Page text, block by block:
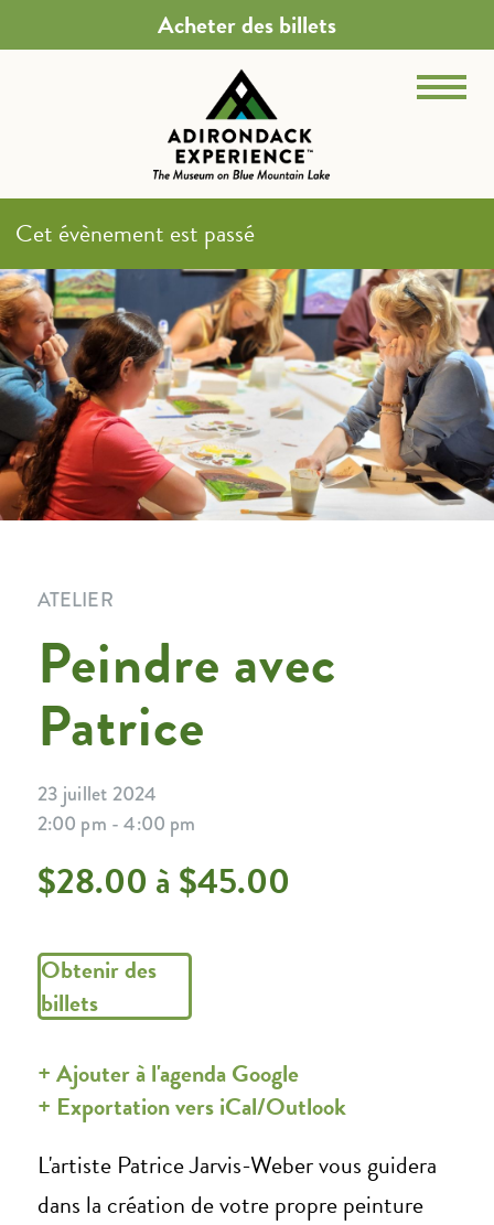
Acheter des billets
Cet évènement est passé
ATELIER
Peindre avec
Patrice
23 juillet 2024
2:00 pm - 4:00 pm
$28.00 à $45.00
Obtenir des
billets
+ Ajouter à l'agenda Google
+ Exportation vers iCal/Outlook
L'artiste Patrice Jarvis-Weber vous guidera
dans la création de votre propre peinture